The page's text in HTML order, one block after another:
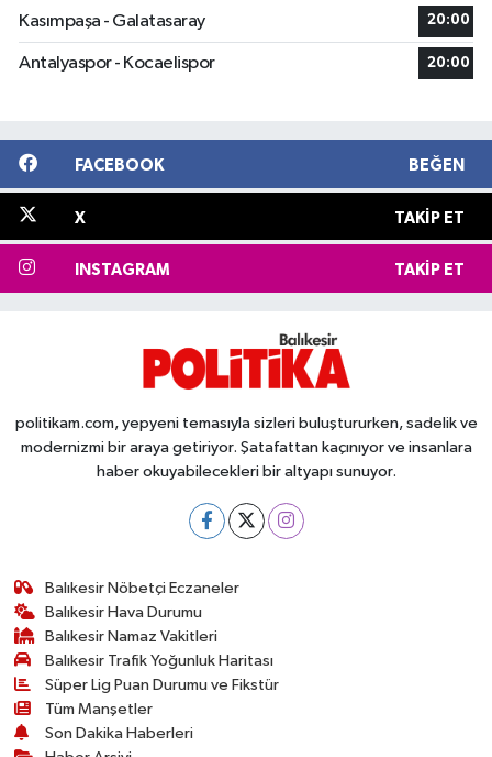
Kasımpaşa - Galatasaray 20:00
Antalyaspor - Kocaelispor 20:00
FACEBOOK BEĞEN
X TAKIP ET
INSTAGRAM TAKIP ET
politikam.com, yepyeni temasıyla sizleri buluştururken, sadelik ve
modernizmi bir araya getiriyor. Şatafattan kaçınıyor ve insanlara
haber okuyabilecekleri bir altyapı sunuyor.
Balıkesir Nöbetçi Eczaneler
Balıkesir Hava Durumu
Balıkesir Namaz Vakitleri
Balıkesir Trafik Yoğunluk Haritası
Süper Lig Puan Durumu ve Fikstür
Tüm Manşetler
Son Dakika Haberleri